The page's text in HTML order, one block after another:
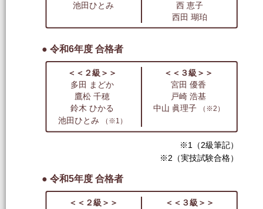
池田ひとみ
西 恵子
西田 瑚珀
● 令和6年度 合格者
＜＜２級＞＞
＜＜３級＞＞
多田 まどか
宮田 優香
鷹松 千穂
戸崎 浩基
鈴木 ひかる
中山 眞理子 （※2）
池田ひとみ （※1）
※1（2級筆記）
※2（実技試験合格）
● 令和5年度 合格者
＜＜２級＞＞
＜＜３級＞＞